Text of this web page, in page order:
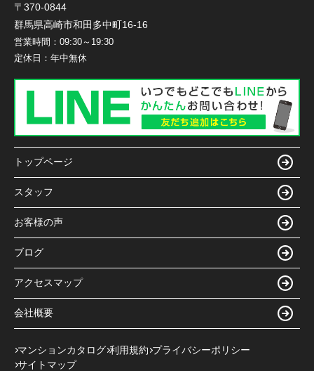
〒370-0844
群馬県高崎市和田多中町16-16
営業時間： 09:30～19:30
定休日： 年中無休
トップページ
スタッフ
お客様の声
ブログ
アクセスマップ
会社概要
マンションカタログ 利用規約 プライバシーポリシー
サイトマップ